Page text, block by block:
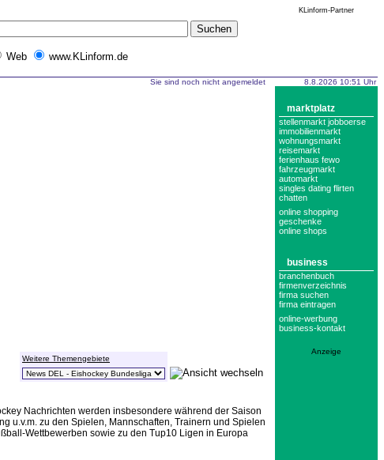
KLinform-Partner
Web www.KLinform.de
Sie sind noch nicht angemeldet
Weitere Themengebiete
Nachrichten werden insbesondere während der Saison
u.v.m. zu den Spielen, Mannschaften, Trainern und Spielen
Wettbewerben sowie zu den Tup10 Ligen in Europa
8.8.2026 10:51 Uhr
marktplatz
stellenmarkt jobboerse
immobilienmarkt
wohnungsmarkt
reisemarkt
ferienhaus fewo
fahrzeugmarkt
automarkt
singles dating flirten
chatten
online shopping
geschenke
online shops
business
branchenbuch
firmenverzeichnis
firma suchen
firma eintragen
online-werbung
business-kontakt
Anzeige